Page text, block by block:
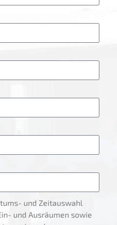
und Zeitauswahl
und Ausräumen sowie